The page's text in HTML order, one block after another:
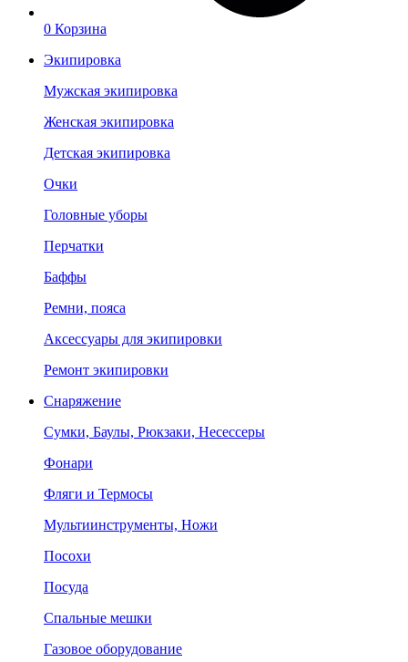
0 Корзина
Экипировка
Мужская экипировка
Женская экипировка
Детская экипировка
Очки
Головные уборы
Перчатки
Баффы
Ремни, пояса
Аксессуары для экипировки
Ремонт экипировки
Снаряжение
Сумки, Баулы, Рюкзаки, Несессеры
Фонари
Фляги и Термосы
Мультиинструменты, Ножи
Посохи
Посуда
Спальные мешки
Газовое оборудование